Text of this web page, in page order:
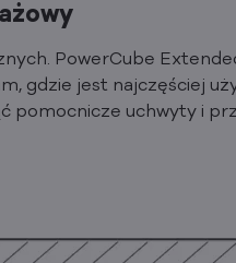
PowerCube
gdzie jest najczęściej
pomocnicze uchwyty i